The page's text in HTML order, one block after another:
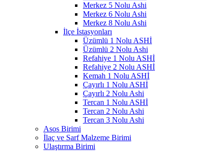
Merkez 5 Nolu Ashi
Merkez 6 Nolu Ashi
Merkez 8 Nolu Ashi
İlçe İstasyonları
Üzümlü 1 Nolu ASHİ
Üzümlü 2 Nolu Ashi
Refahiye 1 Nolu ASHİ
Refahiye 2 Nolu ASHİ
Kemah 1 Nolu ASHİ
Çayırlı 1 Nolu ASHİ
Çayırlı 2 Nolu Ashi
Tercan 1 Nolu ASHİ
Tercan 2 Nolu Ashi
Tercan 3 Nolu Ashi
Asos Birimi
İlaç ve Sarf Malzeme Birimi
Ulaştırma Birimi